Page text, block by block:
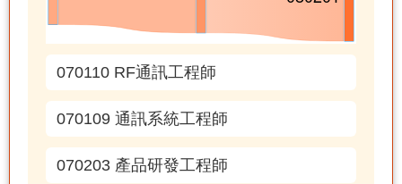
070110 RF通訊工程師
070109 通訊系統工程師
070203 產品研發工程師